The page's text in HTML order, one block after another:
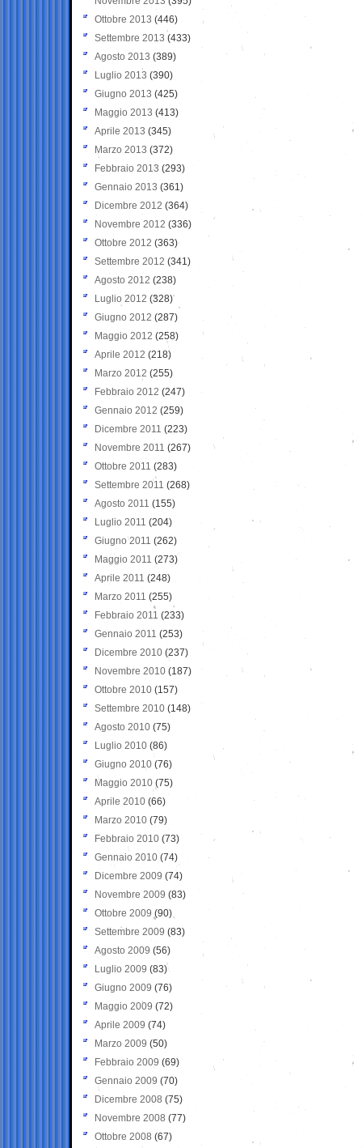
Ottobre 2013 (446)
Settembre 2013 (433)
Agosto 2013 (389)
Luglio 2013 (390)
Giugno 2013 (425)
Maggio 2013 (413)
Aprile 2013 (345)
Marzo 2013 (372)
Febbraio 2013 (293)
Gennaio 2013 (361)
Dicembre 2012 (364)
Novembre 2012 (336)
Ottobre 2012 (363)
Settembre 2012 (341)
Agosto 2012 (238)
Luglio 2012 (328)
Giugno 2012 (287)
Maggio 2012 (258)
Aprile 2012 (218)
Marzo 2012 (255)
Febbraio 2012 (247)
Gennaio 2012 (259)
Dicembre 2011 (223)
Novembre 2011 (267)
Ottobre 2011 (283)
Settembre 2011 (268)
Agosto 2011 (155)
Luglio 2011 (204)
Giugno 2011 (262)
Maggio 2011 (273)
Aprile 2011 (248)
Marzo 2011 (255)
Febbraio 2011 (233)
Gennaio 2011 (253)
Dicembre 2010 (237)
Novembre 2010 (187)
Ottobre 2010 (157)
Settembre 2010 (148)
Agosto 2010 (75)
Luglio 2010 (86)
Giugno 2010 (76)
Maggio 2010 (75)
Aprile 2010 (66)
Marzo 2010 (79)
Febbraio 2010 (73)
Gennaio 2010 (74)
Dicembre 2009 (74)
Novembre 2009 (83)
Ottobre 2009 (90)
Settembre 2009 (83)
Agosto 2009 (56)
Luglio 2009 (83)
Giugno 2009 (76)
Maggio 2009 (72)
Aprile 2009 (74)
Marzo 2009 (50)
Febbraio 2009 (69)
Gennaio 2009 (70)
Dicembre 2008 (75)
Novembre 2008 (77)
Ottobre 2008 (67)